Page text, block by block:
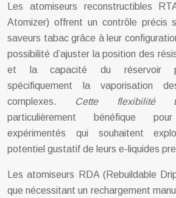
Les atomiseurs reconstructibles
Atomizer) offrent un contrôle précis
saveurs tabac grâce à leur
possibilité d’ajuster la position des
et la capacité du réservoir
spécifiquement la vaporisation
complexes.
Cette flexibilité
particulièrement bénéfique
expérimentés qui souhaitent
potentiel gustatif de leurs e-liquides
Les atomiseurs RDA (Rebuildable
que nécessitant un rechargement